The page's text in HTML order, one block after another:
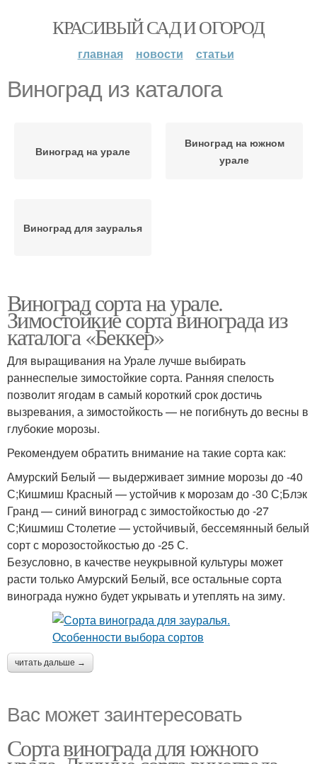
КРАСИВЫЙ САД И ОГОРОД
главная новости статьи
Виноград из каталога
Виноград на урале
Виноград на южном
урале
Виноград для зауралья
Виноград сорта на урале.
Зимостойкие сорта винограда из
каталога «Беккер»
Для выращивания на Урале лучше выбирать
раннеспелые зимостойкие сорта. Ранняя спелость
позволит ягодам в самый короткий срок достичь
вызревания, а зимостойкость — не погибнуть до весны в
глубокие морозы.
Рекомендуем обратить внимание на такие сорта как:
Амурский Белый — выдерживает зимние морозы до -40
С;Кишмиш Красный — устойчив к морозам до -30 С;Блэк
Гранд — синий виноград с зимостойкостью до -27
С;Кишмиш Столетие — устойчивый, бессемянный белый
сорт с морозостойкостью до -25 С.
Безусловно, в качестве неукрывной культуры может
расти только Амурский Белый, все остальные сорта
винограда нужно будет укрывать и утеплять на зиму.
читать дальше →
Вас может заинтересовать
Сорта винограда для южного